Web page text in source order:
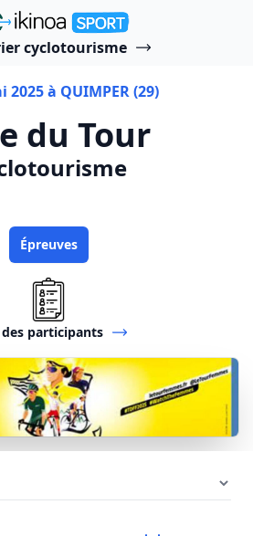
Sport"
cyclotourisme
2025 à QUIMPER (29)
du Tour
Épreuves
participants